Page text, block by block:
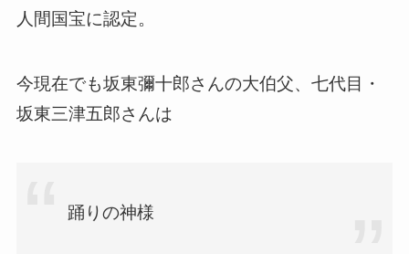
人間国宝に認定。
今現在でも坂東彌十郎さんの大伯父、七代目・
坂東三津五郎さんは
踊りの神様